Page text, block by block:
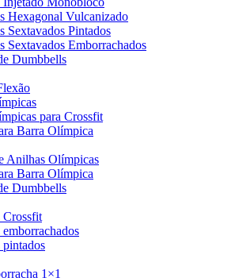
Hexagonal Vulcanizado
Sextavados Pintados
Sextavados Emborrachados
Dumbbells
para Crossfit
Barra Olímpica
Anilhas Olímpicas
Barra Olímpica
Dumbbells
Crossfit
1×1